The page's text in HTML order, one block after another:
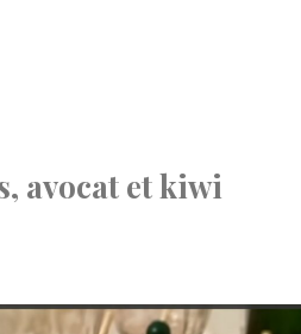
avocat et kiwi